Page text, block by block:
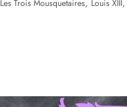
Les Trois Mousquetaires Louis XIII